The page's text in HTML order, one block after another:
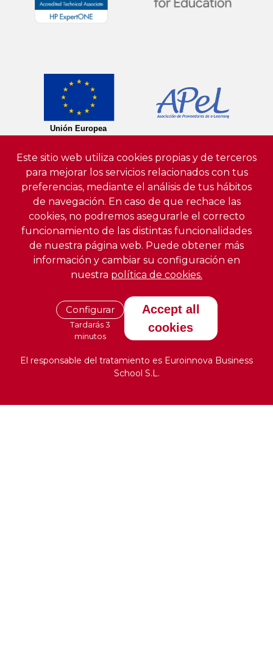
Este sitio web utiliza cookies propias y de terceros
para mejorar los servicios relacionados con tus
preferencias, mediante el análisis de tus hábitos
de navegación. En caso de que rechace las
cookies, no podremos asegurarle el correcto
funcionamiento de las distintas funcionalidades
de nuestra página web. Puede obtener más
información y cambiar su configuración en
nuestra política de cookies.
Configurar
Tardarás 3
minutos
Accept all
cookies
El responsable del tratamiento es Euroinnova Business
School S.L.